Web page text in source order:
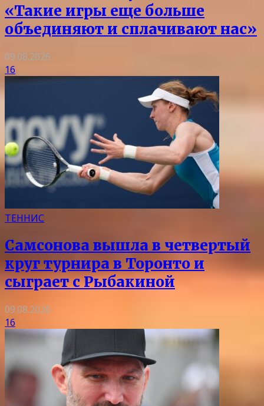
«Такие игры еще больше
объединяют и сплачивают нас»
09.08.2026
16
ТЕННИС
Самсонова вышла в четвертый
круг турнира в Торонто и
сыграет с Рыбакиной
09.08.2026
16